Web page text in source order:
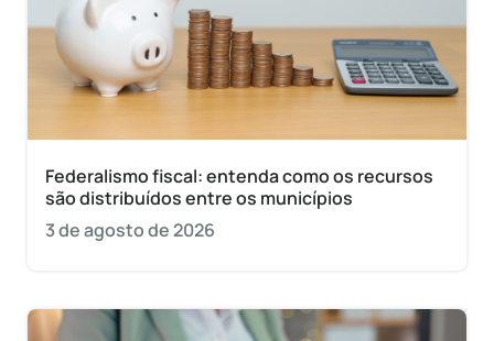
Federalismo fiscal: entenda como os recursos
são distribuídos entre os municípios
3 de agosto de 2026